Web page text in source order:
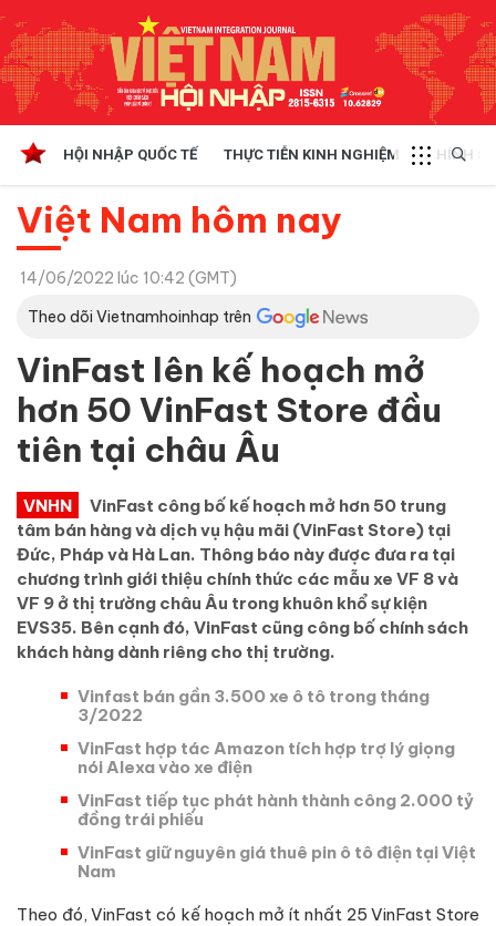
HỘI NHẬP QUỐC TẾ THỰC TIỄN KINH NGHIỆM CHÍNH
Việt Nam hôm nay
14/06/2022 lúc 10:42 (GMT)
Theo dõi Vietnamhoinhap trên
VinFast lên kế hoạch mở
hơn 50 VinFast Store đầu
tiên tại châu Âu
VNHN
VinFast công bố kế hoạch mở hơn 50 trung
tâm bán hàng và dịch vụ hậu mãi (VinFast Store) tại
Đức, Pháp và Hà Lan. Thông báo này được đưa ra tại
chương trình giới thiệu chính thức các mẫu xe VF 8 và
VF 9 ở thị trường châu Âu trong khuôn khổ sự kiện
EVS35. Bên cạnh đó, VinFast cũng công bố chính sách
khách hàng dành riêng cho thị trường.
Vinfast bán gần 3.500 xe ô tô trong tháng
3/2022
VinFast hợp tác Amazon tích hợp trợ lý giọng
nói Alexa vào xe điện
VinFast tiếp tục phát hành thành công 2.000 tỷ
đồng trái phiếu
VinFast giữ nguyên giá thuê pin ô tô điện tại Việt
Nam
Theo đó, VinFast có kế hoạch mở ít nhất 25 VinFast Store